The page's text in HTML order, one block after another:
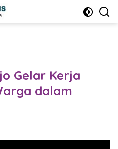
Gelar Kerja
dalam